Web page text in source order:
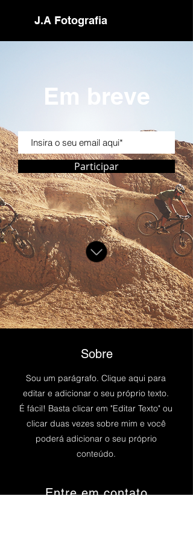
J.A Fotografia
Em breve
Participar
Sobre
Sou um parágrafo. Clique aqui para
editar e adicionar o seu próprio texto.
É fácil! Basta clicar em "Editar Texto" ou
clicar duas vezes sobre mim e você
poderá adicionar o seu próprio
conteúdo.
Entre em contato